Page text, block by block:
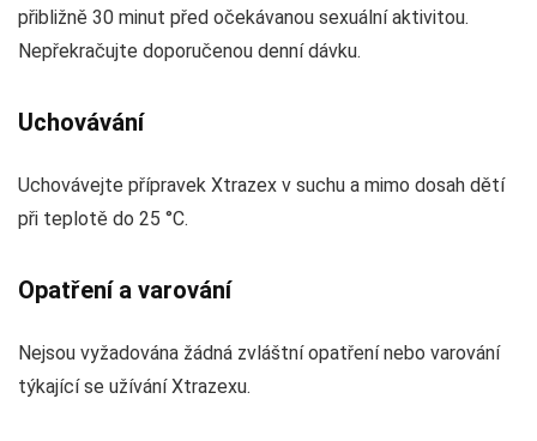
přibližně 30 minut před očekávanou sexuální aktivitou.
Nepřekračujte doporučenou denní dávku.
Uchovávání
Uchovávejte přípravek Xtrazex v suchu a mimo dosah dětí
při teplotě do 25 °C.
Opatření a varování
Nejsou vyžadována žádná zvláštní opatření nebo varování
týkající se užívání Xtrazexu.